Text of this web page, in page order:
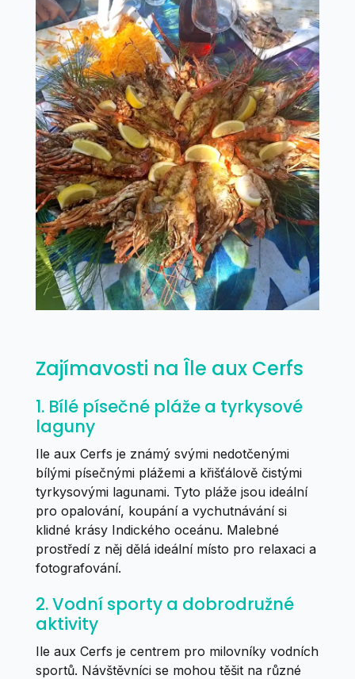
Zajímavosti na Île aux Cerfs
1. Bílé písečné pláže a tyrkysové
laguny
Ile aux Cerfs je známý svými nedotčenými
bílými písečnými plážemi a křišťálově čistými
tyrkysovými lagunami. Tyto pláže jsou ideální
pro opalování, koupání a vychutnávání si
klidné krásy Indického oceánu. Malebné
prostředí z něj dělá ideální místo pro relaxaci a
fotografování.
2. Vodní sporty a dobrodružné
aktivity
Ile aux Cerfs je centrem pro milovníky vodních
sportů. Návštěvníci se mohou těšit na různé